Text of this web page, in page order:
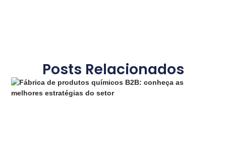
Posts Relacionados